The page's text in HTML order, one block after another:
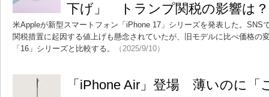
下げ」 トランプ関税の影響は？
米Appleが新型スマートフォン「iPhone 17」シリーズを発表した。SNS
関税措置に起因する値上げも懸念されていたが、旧モデルに比べ価格の
「16」シリーズと比較する。
（2025/9/10）
「iPhone Air」登場 薄いのに「